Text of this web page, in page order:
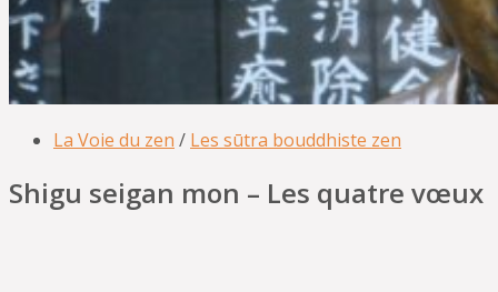
La Voie du zen / Les sūtra bouddhiste zen
Shigu seigan mon – Les quatre vœux